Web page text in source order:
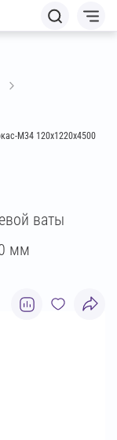
М34 120х1220х4500
ваты
мм